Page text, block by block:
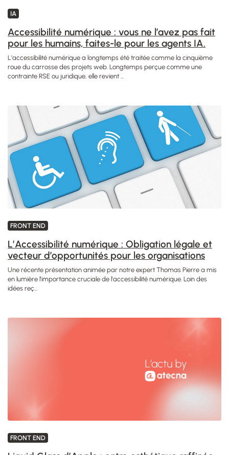
IA
Accessibilité numérique : vous ne l’avez pas fait
pour les humains, faites-le pour les agents IA.
L'accessibilité numérique a longtemps été traitée comme la cinquième
roue du carrosse des projets web. Longtemps perçue comme une
contrainte RSE ou juridique, elle revient ...
FRONT END
L’Accessibilité numérique : Obligation légale et
vecteur d’opportunités pour les organisations
Une récente présentation animée par notre expert Thomas Pierre a mis
en lumière l'importance cruciale de l'accessibilité numérique. Loin des
idées reç...
FRONT END